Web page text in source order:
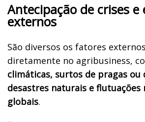
Antecipação de crises e
externos
São diversos os fatores
diretamente no agribusiness,
climáticas, surtos de pragas ou
desastres naturais e flutuações
globais.